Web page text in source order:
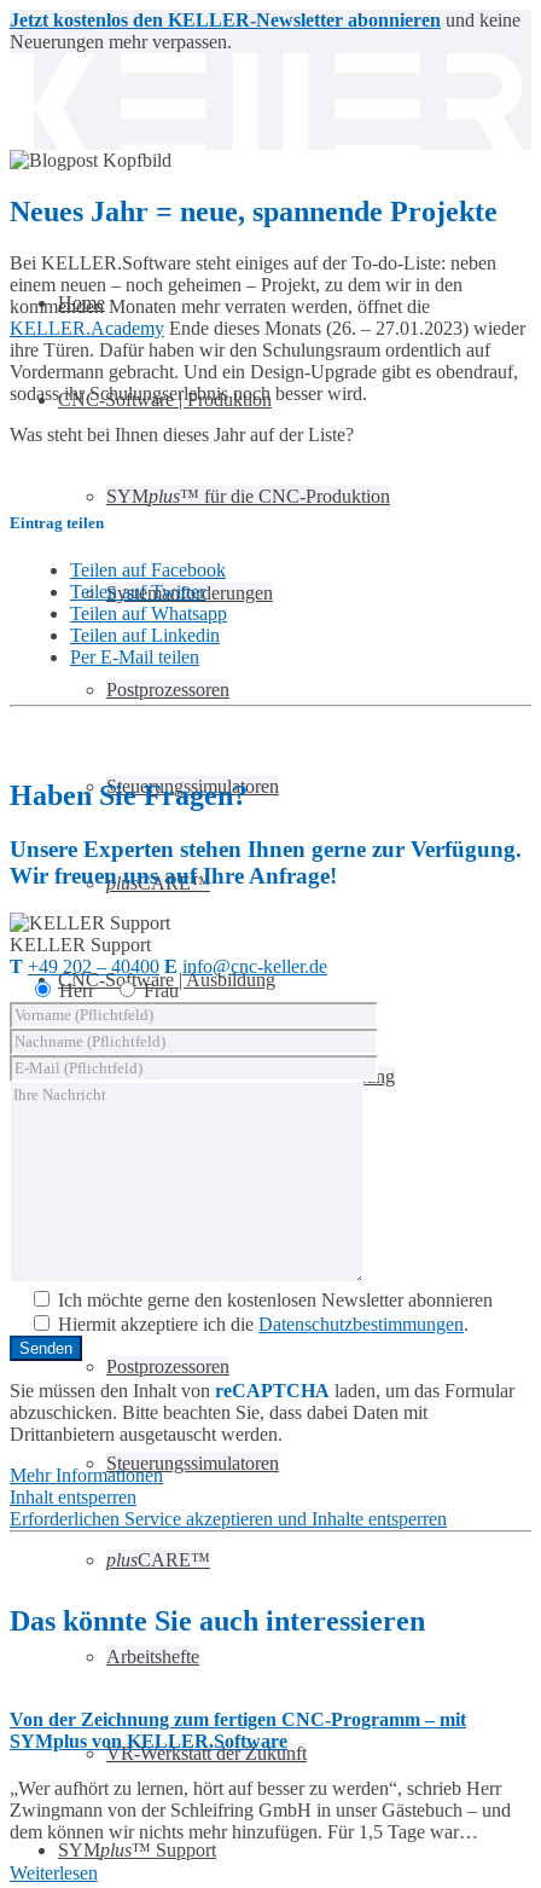
Jetzt kostenlos den KELLER-Newsletter abonnieren und keine
Neuerungen mehr verpassen.
Home
CNC-Software | Produktion
SYMplus™ für die CNC-Produktion
Systemanforderungen
Postprozessoren
Steuerungssimulatoren
plusCARE™
CNC-Software | Ausbildung
SYM ™ für die CNC-Ausbildung
Postprozessoren
Steuerungssimulatoren
plusCARE™
Arbeitshefte
VR-Werkstatt der Zukunft
SYMplus™ Support
Neues Jahr = neue, spannende Projekte
Bei KELLER.Software steht einiges auf der To-do-Liste: neben
einem neuen – noch geheimen – Projekt, zu dem wir in den
kommenden Monaten mehr verraten werden, öffnet die
KELLER.Academy Ende dieses Monats (26. – 27.01.2023) wieder
ihre Türen. Dafür haben wir den Schulungsraum ordentlich auf
Vordermann gebracht. Und ein Design-Upgrade gibt es obendrauf,
sodass ihr Schulungserlebnis noch besser wird.
Was steht bei Ihnen dieses Jahr auf der Liste?
Eintrag teilen
Teilen auf Facebook
Teilen auf Twitter
Teilen auf Whatsapp
Teilen auf Linkedin
Per E-Mail teilen
Haben Sie Fragen?
Unsere Experten stehen Ihnen gerne zur Verfügung.
Wir freuen uns auf Ihre Anfrage!
KELLER Support
T +49 202 – 40400 E info@cnc-keller.de
Herr
Frau
Ich möchte gerne den kostenlosen Newsletter abonnieren
Hiermit akzeptiere ich die Datenschutzbestimmungen.
Sie müssen den Inhalt von reCAPTCHA laden, um das Formular
abzuschicken. Bitte beachten Sie, dass dabei Daten mit
Drittanbietern ausgetauscht werden.
Mehr Informationen
Inhalt entsperren
Erforderlichen Service akzeptieren und Inhalte entsperren
Das könnte Sie auch interessieren
Von der Zeichnung zum fertigen CNC-Programm – mit
SYMplus von KELLER.Software
„Wer aufhört zu lernen, hört auf besser zu werden“, schrieb Herr
Zwingmann von der Schleifring GmbH in unser Gästebuch – und
dem können wir nichts mehr hinzufügen. Für 1,5 Tage war…
Weiterlesen